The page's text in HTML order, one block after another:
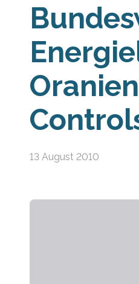
13 August 2010